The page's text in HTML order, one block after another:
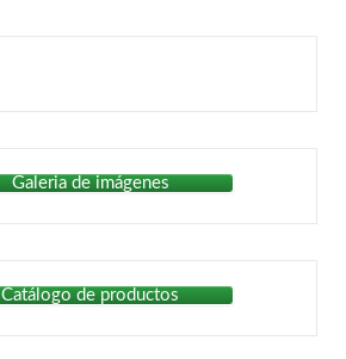
Galeria de imágenes
Catálogo de productos